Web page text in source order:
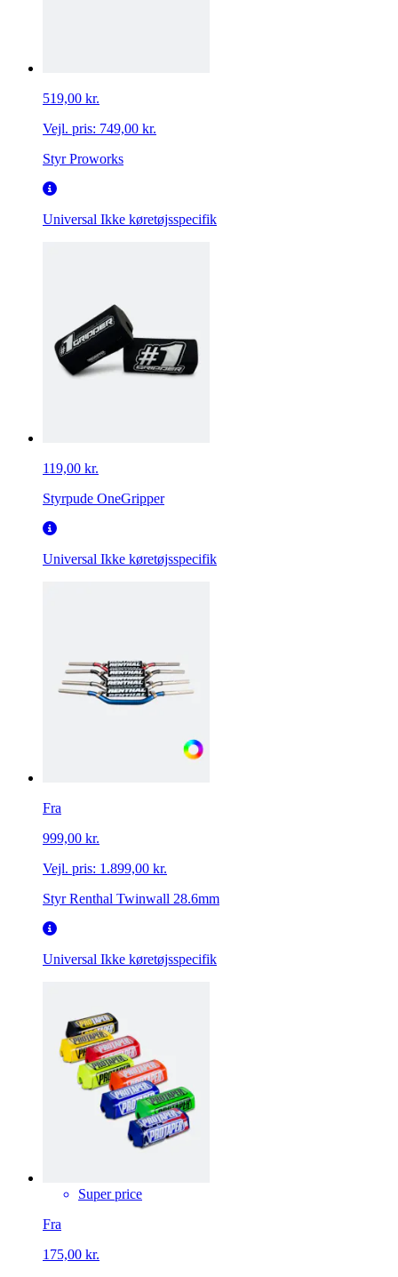
519,00 kr.
Vejl. pris: 749,00 kr.
Styr Proworks
Universal Ikke køretøjsspecifik
119,00 kr.
Styrpude OneGripper
Universal Ikke køretøjsspecifik
Fra
999,00 kr.
Vejl. pris: 1.899,00 kr.
Styr Renthal Twinwall 28.6mm
Universal Ikke køretøjsspecifik
Super price
Fra
175,00 kr.